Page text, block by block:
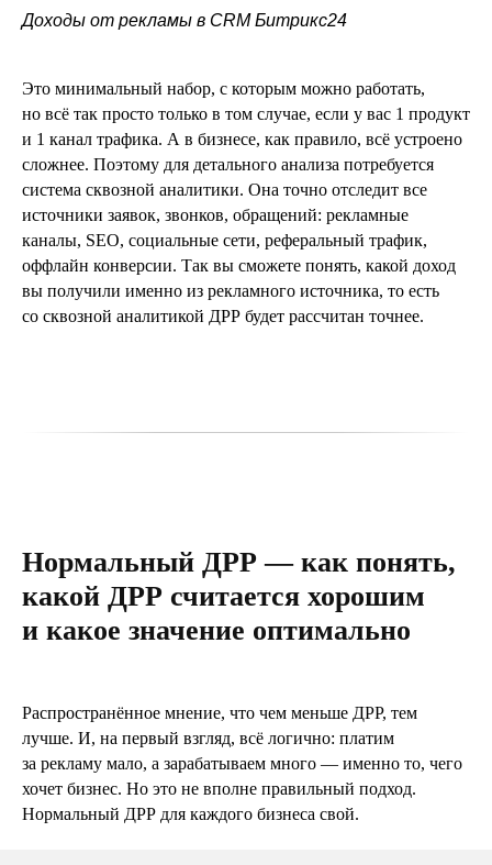
Доходы от рекламы в CRM Битрикс24
Это минимальный набор, с которым можно работать,
но всё так просто только в том случае, если у вас 1 продукт
и 1 канал трафика. А в бизнесе, как правило, всё устроено
сложнее. Поэтому для детального анализа потребуется
система сквозной аналитики. Она точно отследит все
источники заявок, звонков, обращений: рекламные
каналы, SEO, социальные сети, реферальный трафик,
оффлайн конверсии. Так вы сможете понять, какой доход
вы получили именно из рекламного источника, то есть
со сквозной аналитикой ДРР будет рассчитан точнее.
Нормальный ДРР — как понять,
какой ДРР считается хорошим
и какое значение оптимально
Распространённое мнение, что чем меньше ДРР, тем
лучше. И, на первый взгляд, всё логично: платим
за рекламу мало, а зарабатываем много — именно то, чего
хочет бизнес. Но это не вполне правильный подход.
Нормальный ДРР для каждого бизнеса свой.